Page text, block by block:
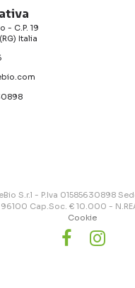
- C.P. 19
Italia
S.r.l - P.Iva 01585630898
Cap.Soc. € 10.000 -
Cookie